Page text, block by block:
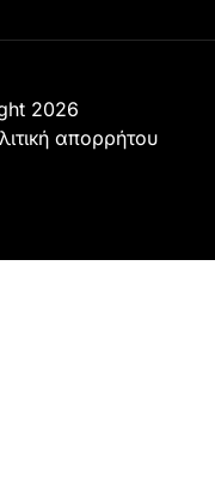
2026
απορρήτου